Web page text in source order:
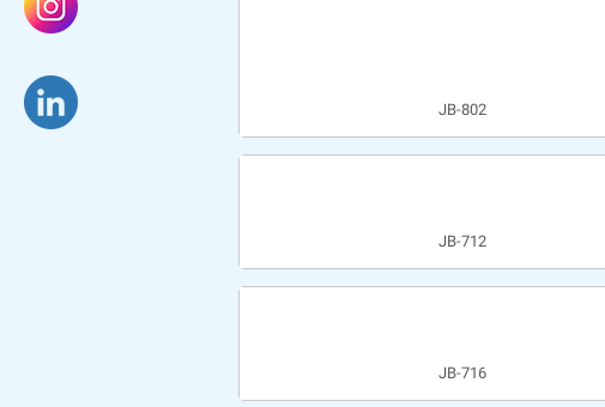
JB-802
JB-712
JB-716